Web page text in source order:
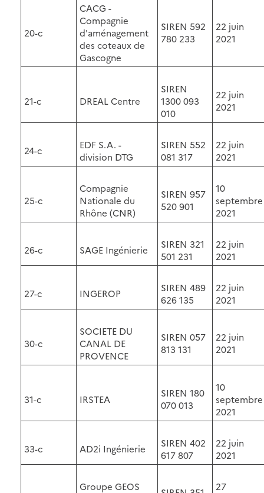
20-c
CACG -
Compagnie
d'aménagement
des coteaux de
Gascogne
SIREN 592
780 233
22 juin
2021
21-c DREAL Centre
SIREN
1300 093
010
22 juin
2021
24-c
EDF S.A. -
division DTG
SIREN 552
081 317
22 juin
2021
25-c
Compagnie
Nationale du
Rhône (CNR)
SIREN 957
520 901
10
septembre
2021
26-c SAGE Ingénierie
SIREN 321
501 231
22 juin
2021
27-c INGEROP
SIREN 489
626 135
22 juin
2021
30-c
SOCIETE DU
CANAL DE
PROVENCE
SIREN 057
813 131
22 juin
2021
31-c IRSTEA
SIREN 180
070 013
10
septembre
2021
33-c AD2i Ingénierie
SIREN 402
617 807
22 juin
2021
Groupe GEOS
27